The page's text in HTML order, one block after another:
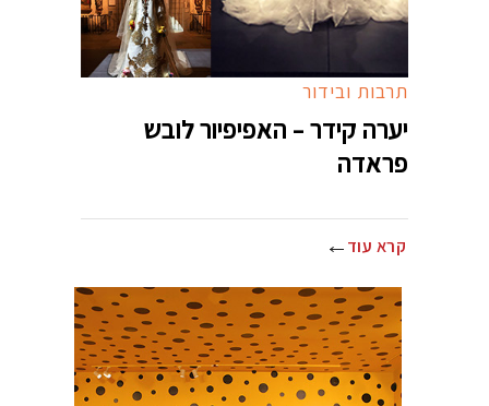
תרבות ובידור
יערה קידר – האפיפיור לובש
פראדה
קרא עוד